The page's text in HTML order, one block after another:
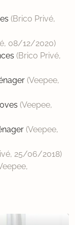
(Brico Privé,
08/12/2020)
(Brico Privé,
(Veepee,
(Veepee,
(Veepee,
25/06/2018)